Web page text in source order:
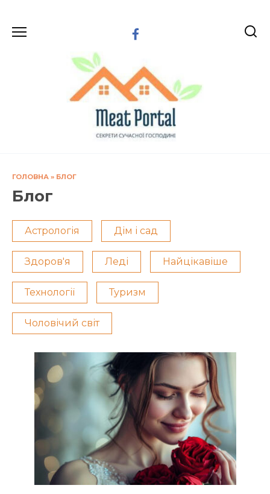
вмісту
ГОЛОВНА » БЛОГ
Блог
Астрологія Дім і сад
Здоров'я Леді Найцікавіше
Технології Туризм
Чоловічий світ